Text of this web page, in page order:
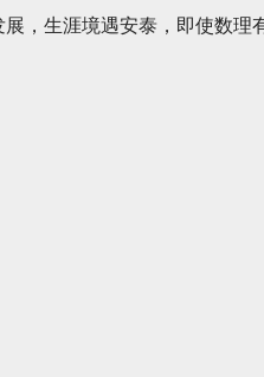
，生涯境遇安泰，即使数理